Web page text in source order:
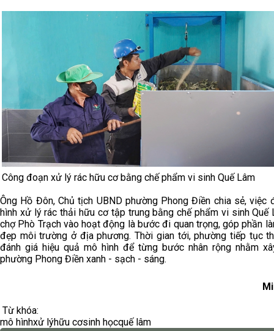
Công đoạn xử lý rác hữu cơ bằng chế phẩm vi sinh Quế Lâm
Ông Hồ Đôn, Chủ tịch UBND phường Phong Điền chia sẻ, việc
hình xử lý rác thải hữu cơ tập trung bằng chế phẩm vi sinh Quế
chợ Phò Trạch vào hoạt động là bước đi quan trọng, góp phần
đẹp môi trường ở địa phương. Thời gian tới, phường tiếp tục
đánh giá hiệu quả mô hình để từng bước nhân rộng nhằm
phường Phong Điền xanh - sạch - sáng.
Từ khóa:
mô hìnhxử lýhữu cơsinh họcquế lâm